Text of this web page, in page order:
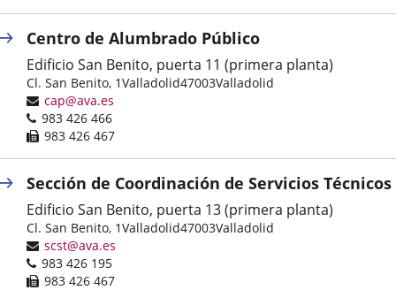
Centro de Alumbrado Público
Edificio San Benito, puerta 11 (primera planta)
Dirección
postal
Cl. San Benito, 1Valladolid47003Valladolid
Dirección
de
correo
cap@ava.es
Teléfonos
983 426 466
Fax
983 426 467
Sección de Coordinación de Servicios Técnicos
Edificio San Benito, puerta 13 (primera planta)
Dirección
postal
Cl. San Benito, 1Valladolid47003Valladolid
Dirección
de
correo
scst@ava.es
Teléfonos
983 426 195
Fax
983 426 467